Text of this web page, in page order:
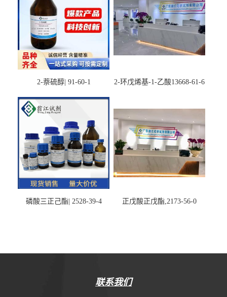
2-萘硫醇| 91-60-1 2-环戊烯基-1-乙酸13668-61-6
磷酸三正己酯| 2528-39-4 正戊酸正戊酯,2173-56-0
联系我们